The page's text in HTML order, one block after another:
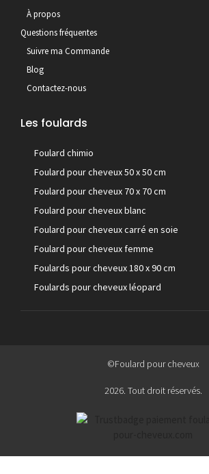
À propos
Questions fréquentes
Suivre ma Commande
Blog
Contactez-nous
Les foulards
Foulard chimio
Foulard pour cheveux 50 x 50 cm
Foulard pour cheveux 70 x 70 cm
Foulard pour cheveux blanc
Foulard pour cheveux carré en soie
Foulard pour cheveux femme
Foulards pour cheveux 180 x 90 cm
Foulards pour cheveux léopard
©Foulard pour cheveux
2026. Tout droit réservés.